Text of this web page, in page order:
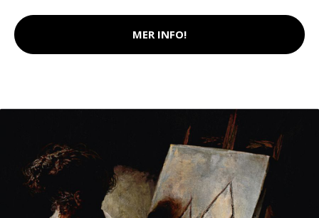
MER INFO!